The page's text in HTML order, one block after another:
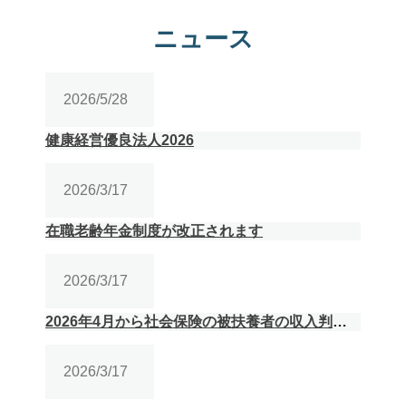
ニュース
2026/5/28
健康経営優良法人2026
2026/3/17
在職老齢年金制度が改正されます
2026/3/17
2026年4月から社会保険の被扶養者の収入判定が労働契約ベースに
2026/3/17